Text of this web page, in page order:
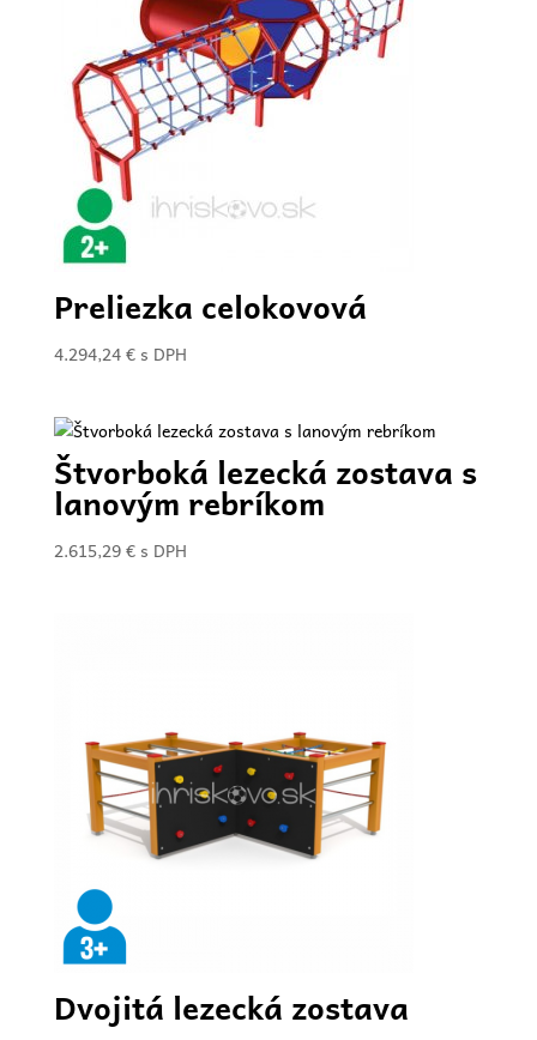
Preliezka celokovová
4.294,24€ s DPH
Štvorboká lezecká zostava s
lanovým rebríkom
2.615,29€ s DPH
Dvojitá lezecká zostava